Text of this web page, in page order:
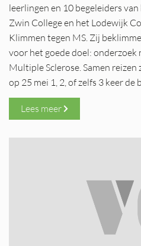
leerlingen en 10 begeleiders
Zwin College en het Lodewijk
Klimmen tegen MS. Zij
voor het goede doel: onderzoek
Multiple Sclerose. Samen reizen
op 25 mei 1, 2, of zelfs 3 keer
Lees meer